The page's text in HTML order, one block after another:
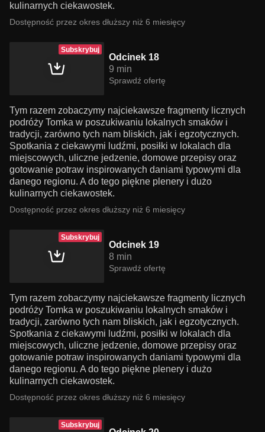
kulinarnych ciekawostek.
Dostępność przez okres dłuższy niż 6 miesięcy
Subskrybuj
Odcinek 18
9 min
Sprawdź ofertę
Tym razem zobaczymy najciekawsze fragmenty licznych
podróży Tomka w poszukiwaniu lokalnych smaków i
tradycji, zarówno tych nam bliskich, jak i egzotycznych.
Spotkania z ciekawymi ludźmi, posiłki w lokalach dla
miejscowych, uliczne jedzenie, domowe przepisy oraz
gotowanie potraw inspirowanych daniami typowymi dla
danego regionu. A do tego piękne plenery i dużo
kulinarnych ciekawostek.
Dostępność przez okres dłuższy niż 6 miesięcy
Subskrybuj
Odcinek 19
8 min
Sprawdź ofertę
Tym razem zobaczymy najciekawsze fragmenty licznych
podróży Tomka w poszukiwaniu lokalnych smaków i
tradycji, zarówno tych nam bliskich, jak i egzotycznych.
Spotkania z ciekawymi ludźmi, posiłki w lokalach dla
miejscowych, uliczne jedzenie, domowe przepisy oraz
gotowanie potraw inspirowanych daniami typowymi dla
danego regionu. A do tego piękne plenery i dużo
kulinarnych ciekawostek.
Dostępność przez okres dłuższy niż 6 miesięcy
Subskrybuj